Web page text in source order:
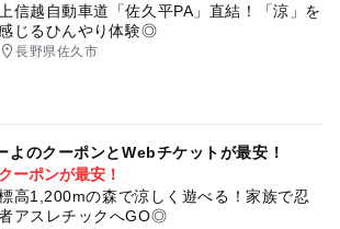
信越自動車道「佐久平PA」直結！「涼」を
じるひんやり体験◎
長野県佐久市
よのクーポンとWebチケットが最安！
ーポンが最安！
高1,200mの森で涼しく遊べる！家族で忍
アスレチックへGO◎